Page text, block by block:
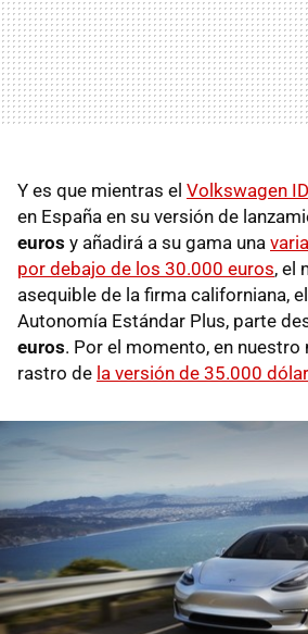
Y es que mientras el Volkswagen
en España en su versión de
euros y añadirá a su gama una
por debajo de los 30.000 euros, el
asequible de la firma californiana,
Autonomía Estándar Plus, parte
euros. Por el momento, en nuestro
rastro de la versión de 35.000